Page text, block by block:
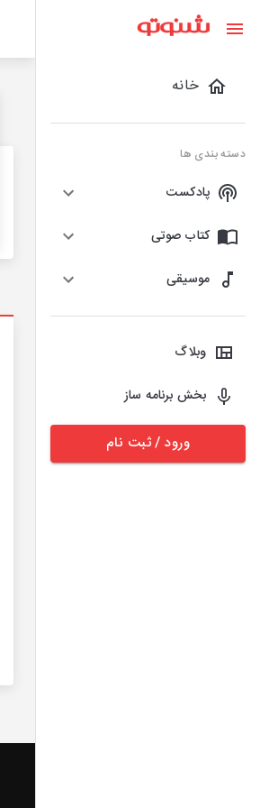
خانه
دسته بندی ها
پادکست
کتاب صوتی
موسیقی
وبلاگ
بخش برنامه ساز
ورود / ثبت نام